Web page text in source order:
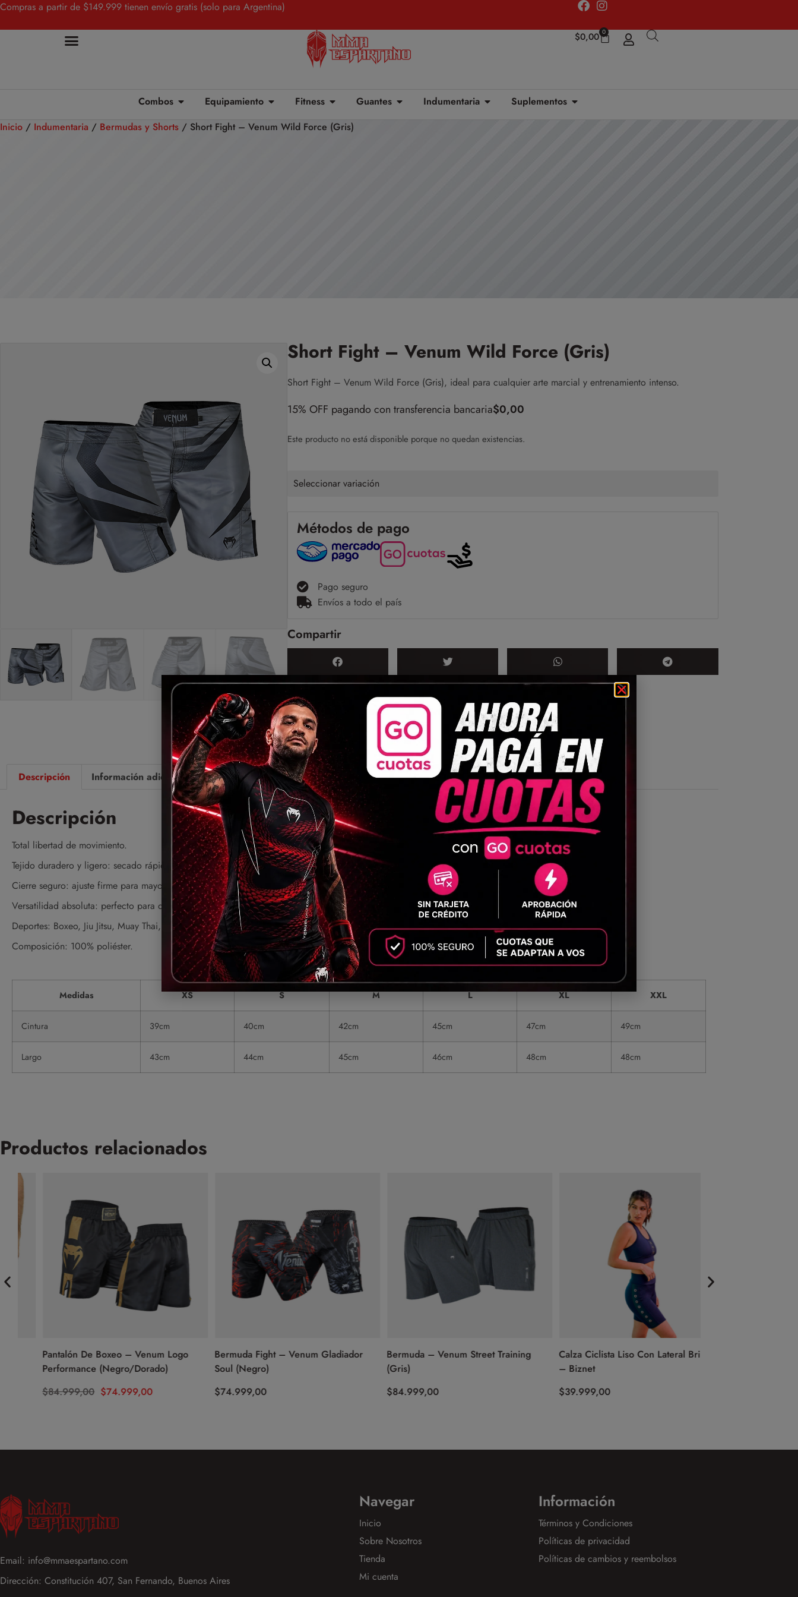
Compras a partir de $149.999 tienen envío gratis (solo para Argentina)
$0,00 0
Combos Equipamiento Fitness Guantes Indumentaria
Suplementos
Inicio / Indumentaria / Bermudas y Shorts / Short Fight – Venum Wild Force (Gris)
Short Fight – Venum Wild Force (Gris)
Short Fight – Venum Wild Force (Gris), ideal para cualquier arte marcial y entrenamiento intenso.
15% OFF pagando con transferencia bancaria$0,00
Este producto no está disponible porque no quedan existencias.
Seleccionar variación
Métodos de pago
Pago seguro
Envíos a todo el país
Compartir
Descripción Información adicional Valoraciones (0)
Descripción
Total libertad de movimiento.
Tejido duradero y ligero: secado rápido y máxima durabilidad.
Cierre seguro: ajuste firme para mayor estabilidad y comodidad.
Versatilidad absoluta: perfecto para deportes de combate, culturismo y uso casual.
Deportes: Boxeo, Jiu Jitsu, Muay Thai, MMA, Entrenamiento, Karate.
Composición: 100% poliéster.
Medidas XS S M L XL XXL
Cintura 39cm 40cm 42cm 45cm 47cm 49cm
Largo 43cm 44cm 45cm 46cm 48cm 48cm
Productos relacionados
Pantalón De Boxeo – Venum Logo
Performance (Negro/Dorado)
84.999,00 $74.999,00
Bermuda Fight – Venum Gladiador
Soul (Negro)
74.999,00
Bermuda – Venum Street Training
84.999,00
Calza Ciclista Liso Con Lateral Brillante
– Biznet
39.999,00
Email: info@mmaespartano.com
Dirección: Constitución 407, San Fernando, Buenos Aires
Navegar
Inicio
Sobre Nosotros
Tienda
Mi cuenta
Información
Términos y Condiciones
Políticas de privacidad
Políticas de cambios y reembolsos